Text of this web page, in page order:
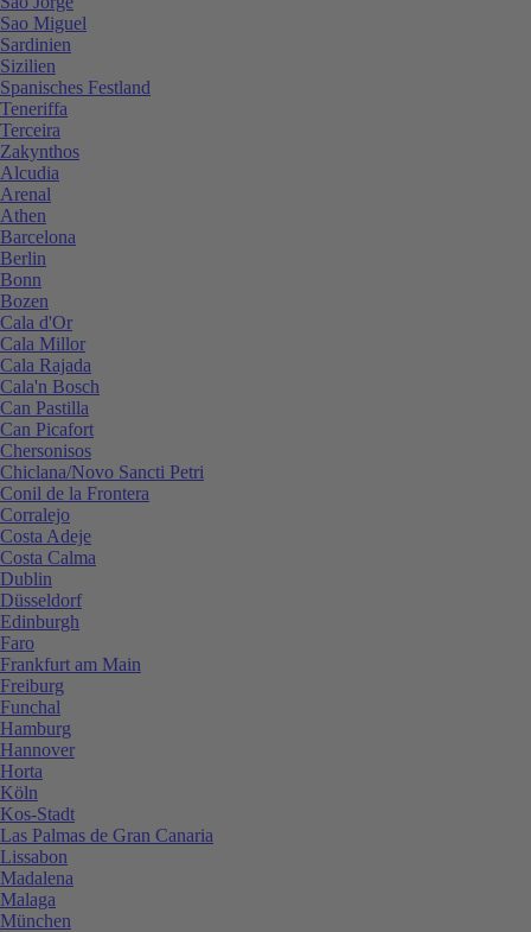
Sao Miguel
Sardinien
Sizilien
Spanisches Festland
Teneriffa
Terceira
Zakynthos
Alcudia
Arenal
Athen
Barcelona
Berlin
Bonn
Bozen
Cala d'Or
Cala Millor
Cala Rajada
Cala'n Bosch
Can Pastilla
Can Picafort
Chersonisos
Chiclana/Novo Sancti Petri
Conil de la Frontera
Corralejo
Costa Adeje
Costa Calma
Dublin
Düsseldorf
Edinburgh
Faro
Frankfurt am Main
Freiburg
Funchal
Hamburg
Hannover
Horta
Köln
Kos-Stadt
Las Palmas de Gran Canaria
Lissabon
Madalena
Malaga
München